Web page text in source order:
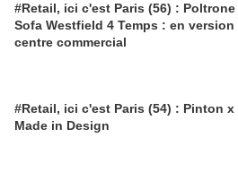
#Retail, ici c'est Paris (56) : Poltrone
Sofa Westfield 4 Temps : en version
centre commercial
#Retail, ici c'est Paris (54) : Pinton x
Made in Design